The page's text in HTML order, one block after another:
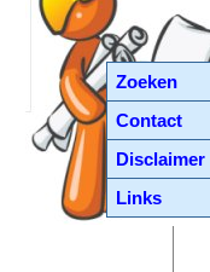
Zoeken
Contact
Disclaimer
Links